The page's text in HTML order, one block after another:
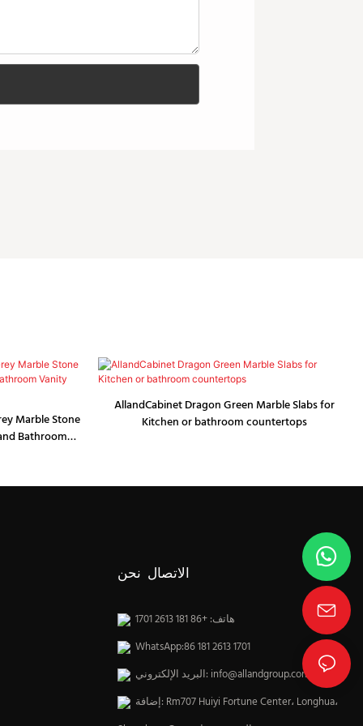
Marble Stone
Bathroom
AllandCabinet Dragon Green Marble Slabs for
Kitchen or bathroom countertops
الاتصال نحن
هاتف: +86 181 2613 1701
WhatsApp:86 181 2613 1701
البريد الإلكتروني: info@allandgroup.com
إضافة: Rm707 Huiyi Fortune Center، Longhua،